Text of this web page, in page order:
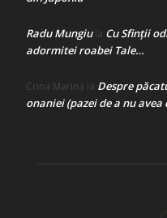
Radu Mungiula Cu Sfinții
adormitei roabei Tale…
Crina Marina la Despre
onaniei (pazei de a nu avea